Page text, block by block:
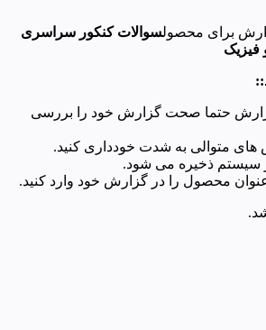
برای محصولسوالات کنکور سراسری
حتما صحت گزارش خود را بررسی
های متوالی به شدت خودداری کنید.
سیستم ذخیره می شود.
محصول را در گزارش خود وارد کنید.